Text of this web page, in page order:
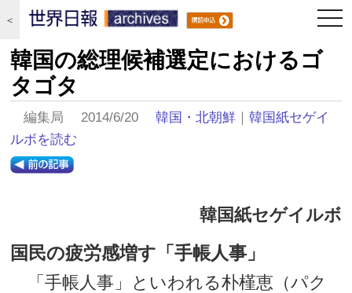
＜
韓国の総理候補選定におけるゴ
タゴタ
編集局 2014/6/20韓国・北朝鮮 ｜韓国紙セゲイ
ルボを読む
韓国紙セゲイルボ
国民の疲労感増す「手帳人事」
「手帳人事」といわれる朴槿恵（パク